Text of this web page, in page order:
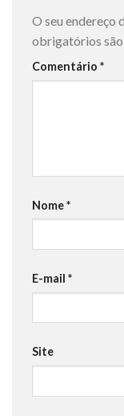
O seu endereço
obrigatórios
Comentário *
Nome*
E-mail *
Site